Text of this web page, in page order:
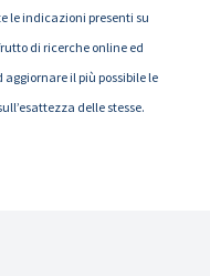
le indicazioni presenti su
di ricerche online ed
il più possibile le
delle stesse.